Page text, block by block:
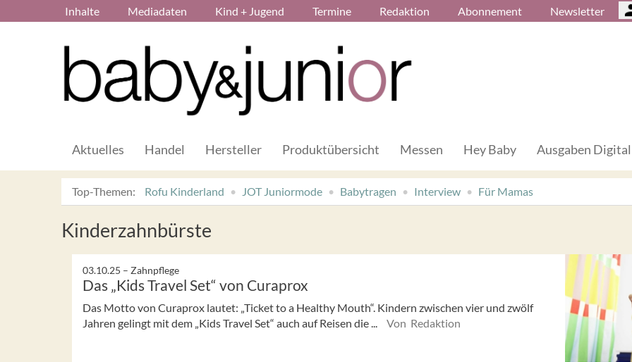
Inhalte Mediadaten Kind + Jugend Termine Redaktion Abonnement Newsletter
Aktuelles Handel Hersteller Produktübersicht Messen Hey Baby Ausgaben Digital
Top-Themen: Rofu Kinderland JOT Juniormode Babytragen Interview Für Mamas
Kinderzahnbürste
03.10.25 – Zahnpflege
Das „Kids Travel Set“ von Curaprox
Das Motto von Curaprox lautet: „Ticket to a Healthy Mouth“. Kindern zwischen vier und zwölf
Jahren gelingt mit dem „Kids Travel Set“ auch auf Reisen die ...
Von Redaktion